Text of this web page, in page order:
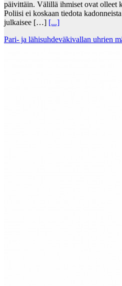
päivittäin. Välillä ihmiset ovat olleet
Poliisi ei koskaan tiedota
julkaisee […] [...]
Pari- ja lähisuhdeväkivallan uhrien